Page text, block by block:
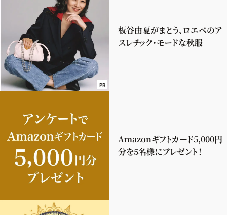
PR
板谷由夏がまとう、ロエベのア
スレチック・モードな秋服
Amazonギフトカード5,000円
分を5名様にプレゼント！